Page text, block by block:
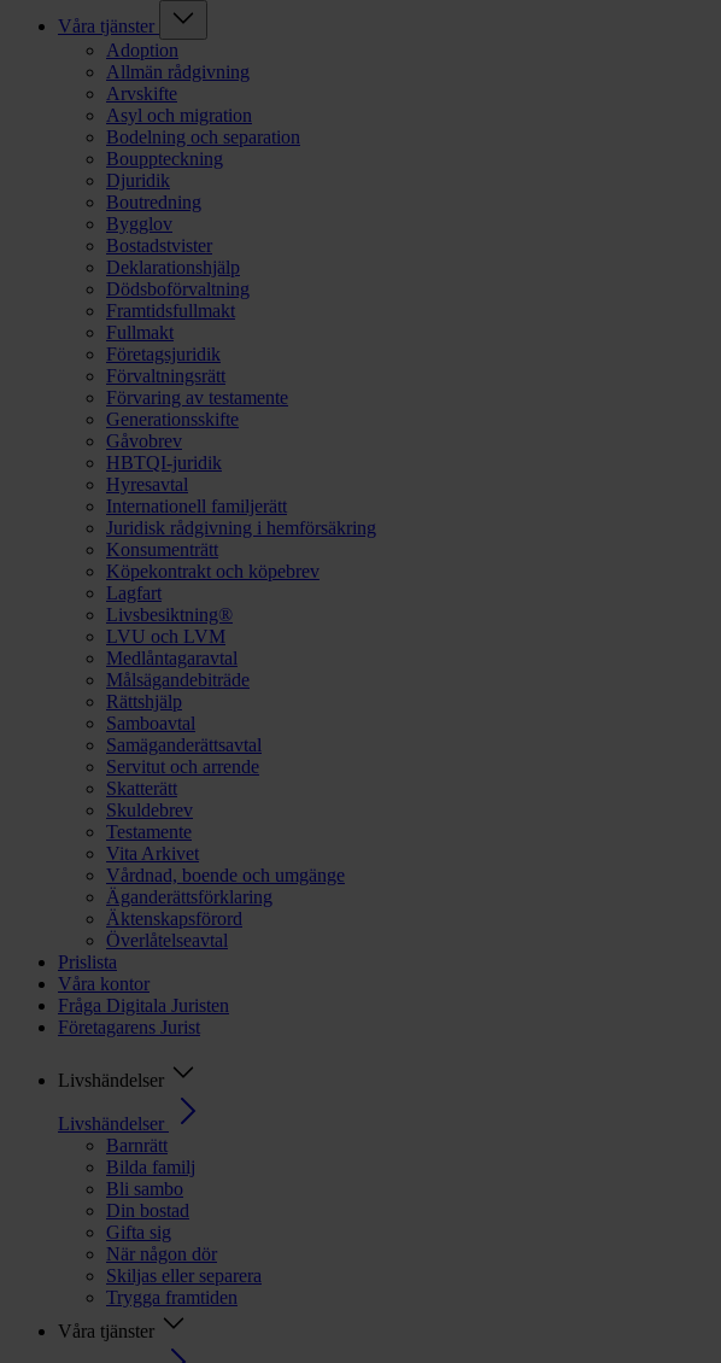
Våra tjänster
Adoption
Allmän rådgivning
Arvskifte
Asyl och migration
Bodelning och separation
Bouppteckning
Djuridik
Boutredning
Bygglov
Bostadstvister
Deklarationshjälp
Dödsboförvaltning
Framtidsfullmakt
Fullmakt
Företagsjuridik
Förvaltningsrätt
Förvaring av testamente
Generationsskifte
Gåvobrev
HBTQI-juridik
Hyresavtal
Internationell familjerätt
Juridisk rådgivning i hemförsäkring
Konsumenträtt
Köpekontrakt och köpebrev
Lagfart
Livsbesiktning®
LVU och LVM
Medlåntagaravtal
Målsägandebiträde
Rättshjälp
Samboavtal
Samäganderättsavtal
Servitut och arrende
Skatterätt
Skuldebrev
Testamente
Vita Arkivet
Vårdnad, boende och umgänge
Äganderättsförklaring
Äktenskapsförord
Överlåtelseavtal
Prislista
Våra kontor
Fråga Digitala Juristen
Företagarens Jurist
Livshändelser
Livshändelser
Barnrätt
Bilda familj
Bli sambo
Din bostad
Gifta sig
När någon dör
Skiljas eller separera
Trygga framtiden
Våra tjänster